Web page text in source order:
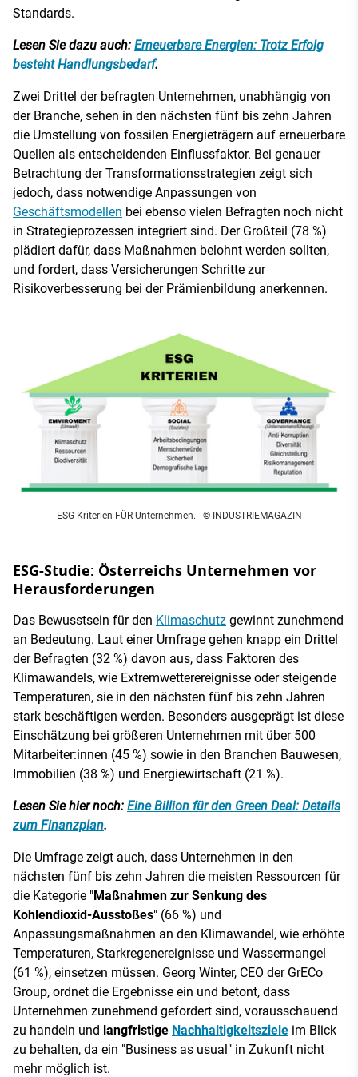
Standards.
Lesen Sie dazu auch: Erneuerbare Energien: Trotz Erfolg
besteht Handlungsbedarf.
Zwei Drittel der befragten Unternehmen, unabhängig von
der Branche, sehen in den nächsten fünf bis zehn Jahren
die Umstellung von fossilen Energieträgern auf erneuerbare
Quellen als entscheidenden Einflussfaktor. Bei genauer
Betrachtung der Transformationsstrategien zeigt sich
jedoch, dass notwendige Anpassungen von
Geschäftsmodellen bei ebenso vielen Befragten noch nicht
in Strategieprozessen integriert sind. Der Großteil (78 %)
plädiert dafür, dass Maßnahmen belohnt werden sollten,
und fordert, dass Versicherungen Schritte zur
Risikoverbesserung bei der Prämienbildung anerkennen.
ESG Kriterien FÜR Unternehmen. - © INDUSTRIEMAGAZIN
ESG-Studie: Österreichs Unternehmen vor
Herausforderungen
Das Bewusstsein für den Klimaschutz gewinnt zunehmend
an Bedeutung. Laut einer Umfrage gehen knapp ein Drittel
der Befragten (32 %) davon aus, dass Faktoren des
Klimawandels, wie Extremwetterereignisse oder steigende
Temperaturen, sie in den nächsten fünf bis zehn Jahren
stark beschäftigen werden. Besonders ausgeprägt ist diese
Einschätzung bei größeren Unternehmen mit über 500
Mitarbeiter:innen (45 %) sowie in den Branchen Bauwesen,
Immobilien (38 %) und Energiewirtschaft (21 %).
Lesen Sie hier noch: Eine Billion für den Green Deal: Details
zum Finanzplan.
Die Umfrage zeigt auch, dass Unternehmen in den
nächsten fünf bis zehn Jahren die meisten Ressourcen für
die Kategorie "Maßnahmen zur Senkung des
Kohlendioxid-Ausstoßes" (66 %) und
Anpassungsmaßnahmen an den Klimawandel, wie erhöhte
Temperaturen, Starkregenereignisse und Wassermangel
(61 %), einsetzen müssen. Georg Winter, CEO der GrECo
Group, ordnet die Ergebnisse ein und betont, dass
Unternehmen zunehmend gefordert sind, vorausschauend
zu handeln und langfristige Nachhaltigkeitsziele im Blick
zu behalten, da ein "Business as usual" in Zukunft nicht
mehr möglich ist.